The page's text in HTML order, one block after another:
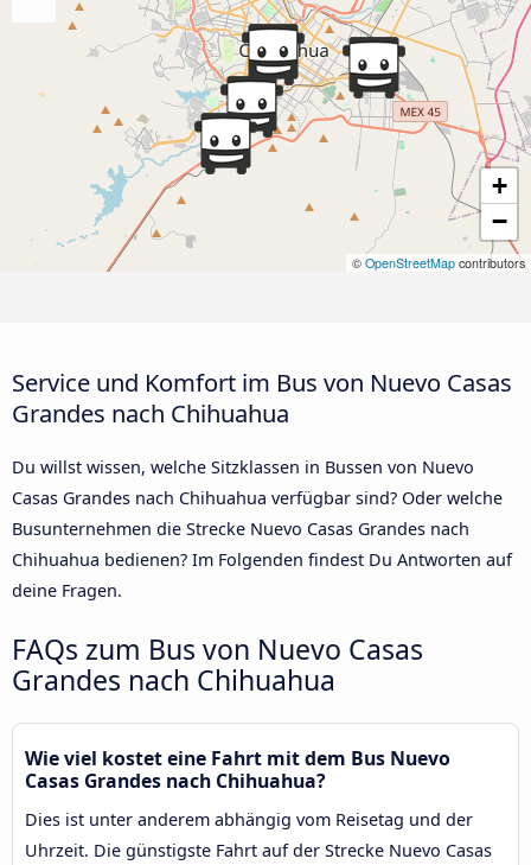
+
−
© OpenStreetMap contributors
Service und Komfort im Bus von Nuevo Casas
Grandes nach Chihuahua
Du willst wissen, welche Sitzklassen in Bussen von Nuevo
Casas Grandes nach Chihuahua verfügbar sind? Oder welche
Busunternehmen die Strecke Nuevo Casas Grandes nach
Chihuahua bedienen? Im Folgenden findest Du Antworten auf
deine Fragen.
FAQs zum Bus von Nuevo Casas
Grandes nach Chihuahua
Wie viel kostet eine Fahrt mit dem Bus Nuevo
Casas Grandes nach Chihuahua?
Dies ist unter anderem abhängig vom Reisetag und der
Uhrzeit. Die günstigste Fahrt auf der Strecke Nuevo Casas